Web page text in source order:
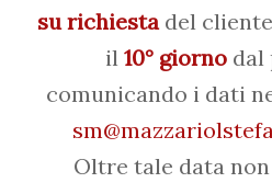
su richiestadel
il 10° giornodal
comunicando i dati
Oltre tale data